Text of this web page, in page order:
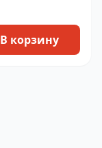
В корзину